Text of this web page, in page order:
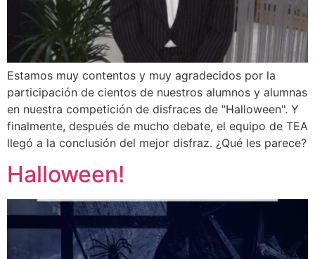
Estamos muy contentos y muy agradecidos por la
participación de cientos de nuestros alumnos y alumnas
en nuestra competición de disfraces de "Halloween". Y
finalmente, después de mucho debate, el equipo de TEA
llegó a la conclusión del mejor disfraz. ¿Qué les parece?
Halloween!